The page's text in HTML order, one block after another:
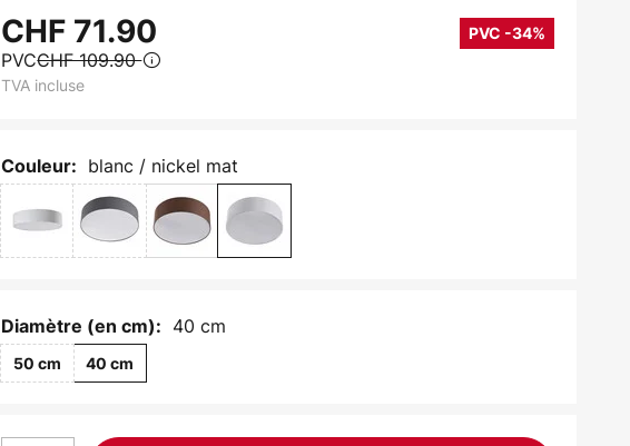
CHF 71.90 PVC -34%
PVCCHF 109.90
TVA incluse
Couleur: blanc / nickel mat
Diamètre (en cm): 40 cm
50 cm 40 cm